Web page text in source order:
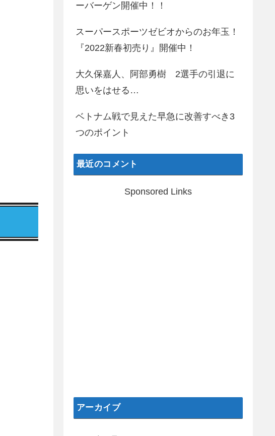
ーバーゲン開催中！！
スーパースポーツゼビオからのお年玉！
『2022新春初売り』開催中！
大久保嘉人、阿部勇樹 2選手の引退に
思いをはせる…
ベトナム戦で見えた早急に改善すべき3
つのポイント
最近のコメント
Sponsored Links
アーカイブ